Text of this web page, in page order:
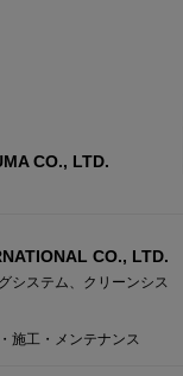
CO., LTD.
CO., LTD.
システム、クリーンシス
施工・メンテナンス